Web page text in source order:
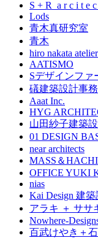
S + R a r c i t e c
Lods
青木真研究室
青木
hiro nakata atelier
AATISMO
Sデザインファ
礒建築設計事
Aaat Inc.
HYG
山田紗子建築
01 DESIGN
near architects
MASS＆HACHI
OFFICE YUKI
nias
Kai Design 建
アラキ ＋ ササ
Nowhere-
百武けやき＋